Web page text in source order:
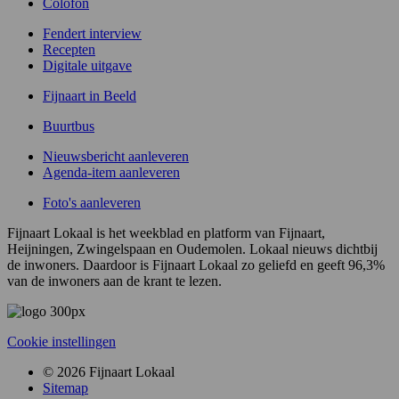
Fendert interview
Recepten
Digitale uitgave
Fijnaart in Beeld
Buurtbus
Nieuwsbericht aanleveren
Agenda-item aanleveren
Foto's aanleveren
Fijnaart Lokaal is het weekblad en platform van Fijnaart,
Heijningen, Zwingelspaan en Oudemolen. Lokaal nieuws dichtbij
de inwoners. Daardoor is Fijnaart Lokaal zo geliefd en geeft 96,3%
van de inwoners aan de krant te lezen.
Cookie instellingen
© 2026 Fijnaart Lokaal
Sitemap